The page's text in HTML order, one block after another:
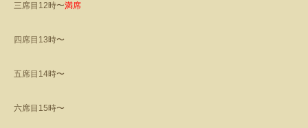
三席目 12時〜満席
四席目 13時〜
五席目 14時〜
六席目 15時〜